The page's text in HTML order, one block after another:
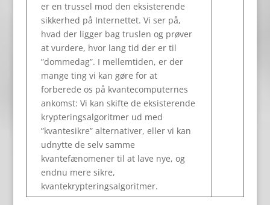
er en trussel mod den eksisterende
sikkerhed på Internettet. Vi ser på,
hvad der ligger bag truslen og prøver
at vurdere, hvor lang tid der er til
”dommedag”. I mellemtiden, er der
mange ting vi kan gøre for at
forberede os på kvantecomputernes
ankomst: Vi kan skifte de eksisterende
krypteringsalgoritmer ud med
”kvantesikre” alternativer, eller vi kan
udnytte de selv samme
kvantefænomener til at lave nye, og
endnu mere sikre,
kvantekrypteringsalgoritmer.